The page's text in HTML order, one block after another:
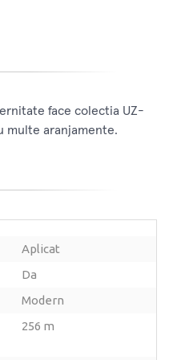
face colectia UZ-
multe aranjamente.
Aplicat
Da
Modern
256 m